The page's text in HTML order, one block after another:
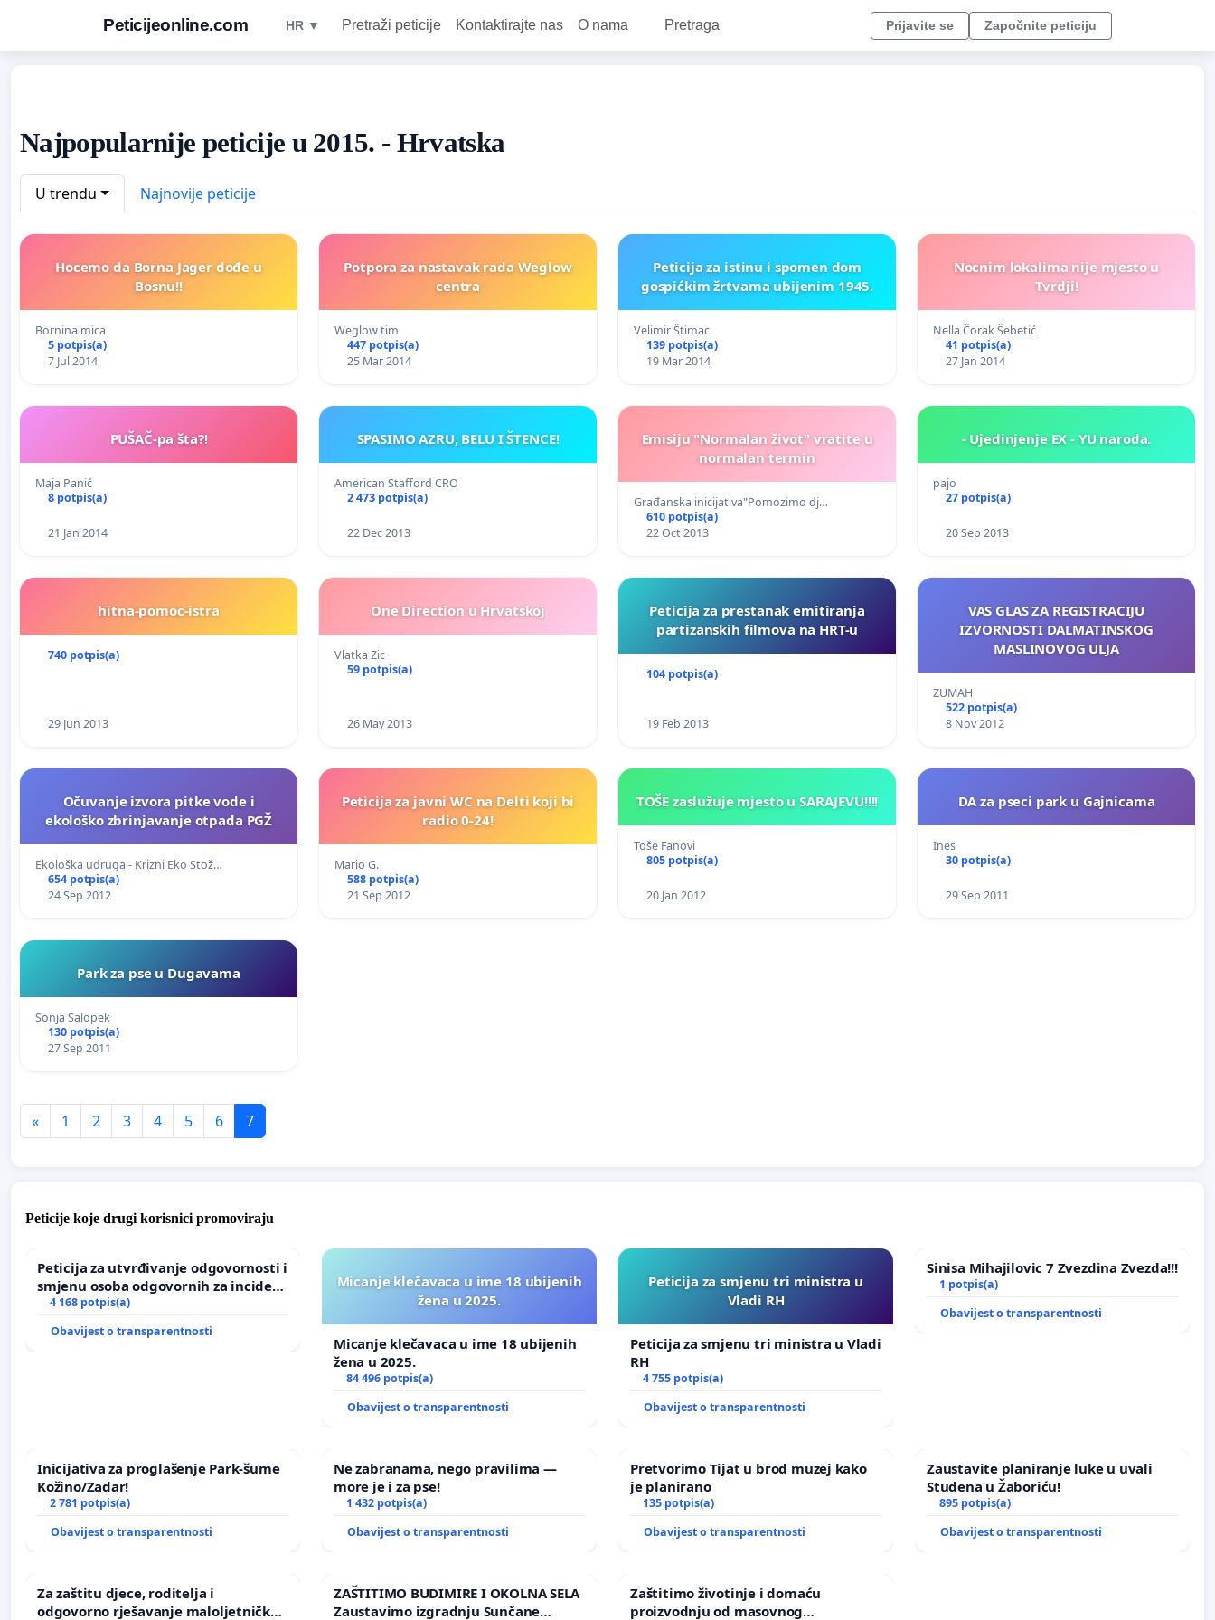
Peticijeonline.com HR ▼ Pretraži peticije Kontaktirajte nas O nama Pretraga Prijavite se Započnite peticiju
Najpopularnije peticije u 2015. - Hrvatska
U trendu Najnovije peticije
Hocemo da Borna Jager dođe u
Bosnu!!
Bornina mica
5 potpis(a)
7 Jul 2014
Potpora za nastavak rada Weglow
centra
Weglow tim
447 potpis(a)
25 Mar 2014
Peticija za istinu i spomen dom
gospićkim žrtvama ubijenim 1945.
Velimir Štimac
139 potpis(a)
19 Mar 2014
Nocnim lokalima nije mjesto u
Tvrdji!
Nella Čorak Šebetić
41 potpis(a)
27 Jan 2014
PUŠAČ-pa šta?!
Maja Panić
8 potpis(a)
21 Jan 2014
SPASIMO AZRU, BELU I ŠTENCE!
American Stafford CRO
2 473 potpis(a)
22 Dec 2013
Emisiju "Normalan život" vratite u
normalan termin
Građanska inicijativa"Pomozimo dj…
610 potpis(a)
22 Oct 2013
- Ujedinjenje EX - YU naroda.
pajo
27 potpis(a)
20 Sep 2013
hitna-pomoc-istra
740 potpis(a)
29 Jun 2013
One Direction u Hrvatskoj
Vlatka Zic
59 potpis(a)
26 May 2013
Peticija za prestanak emitiranja
partizanskih filmova na HRT-u
104 potpis(a)
19 Feb 2013
VAS GLAS ZA REGISTRACIJU
IZVORNOSTI DALMATINSKOG
MASLINOVOG ULJA
ZUMAH
522 potpis(a)
8 Nov 2012
Očuvanje izvora pitke vode i
ekološko zbrinjavanje otpada PGŽ
Ekološka udruga - Krizni Eko Stož…
654 potpis(a)
24 Sep 2012
Peticija za javni WC na Delti koji bi
radio 0-24!
Mario G.
588 potpis(a)
21 Sep 2012
TOŠE zaslužuje mjesto u SARAJEVU!!!!
Toše Fanovi
805 potpis(a)
20 Jan 2012
DA za pseci park u Gajnicama
Ines
30 potpis(a)
29 Sep 2011
Park za pse u Dugavama
Sonja Salopek
130 potpis(a)
27 Sep 2011
« 1 2 3 4 5 6 7
Peticije koje drugi korisnici promoviraju
Peticija za utvrđivanje odgovornosti i
smjenu osoba odgovornih za incident
u Zoološkom vrtu Grada Zagreba
4 168 potpis(a)
Obavijest o transparentnosti
Micanje klečavaca u ime 18 ubijenih
žena u 2025.
Micanje klečavaca u ime 18 ubijenih
žena u 2025.
84 496 potpis(a)
Obavijest o transparentnosti
Peticija za smjenu tri ministra u
Vladi RH
Peticija za smjenu tri ministra u Vladi
RH
4 755 potpis(a)
Obavijest o transparentnosti
Sinisa Mihajilovic 7 Zvezdina Zvezda!!!
1 potpis(a)
Obavijest o transparentnosti
Inicijativa za proglašenje Park-šume
Kožino/Zadar!
2 781 potpis(a)
Obavijest o transparentnosti
Ne zabranama, nego pravilima —
more je i za pse!
1 432 potpis(a)
Obavijest o transparentnosti
Pretvorimo Tijat u brod muzej kako
je planirano
135 potpis(a)
Obavijest o transparentnosti
Zaustavite planiranje luke u uvali
Studena u Žaboriću!
895 potpis(a)
Obavijest o transparentnosti
Za zaštitu djece, roditelja i
odgovorno rješavanje maloljetničkog
ZAŠTITIMO BUDIMIRE I OKOLNA SELA
Zaustavimo izgradnju Sunčane
Zaštitimo životinje i domaću
proizvodnju od masovnog